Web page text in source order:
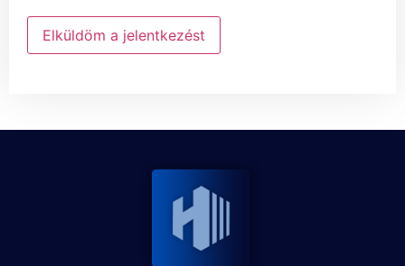
Elküldöm a jelentkezést